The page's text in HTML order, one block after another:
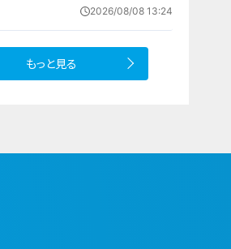
シュが本格化 東海道新幹線下りがピ
2026/08/08 13:24
もっと見る